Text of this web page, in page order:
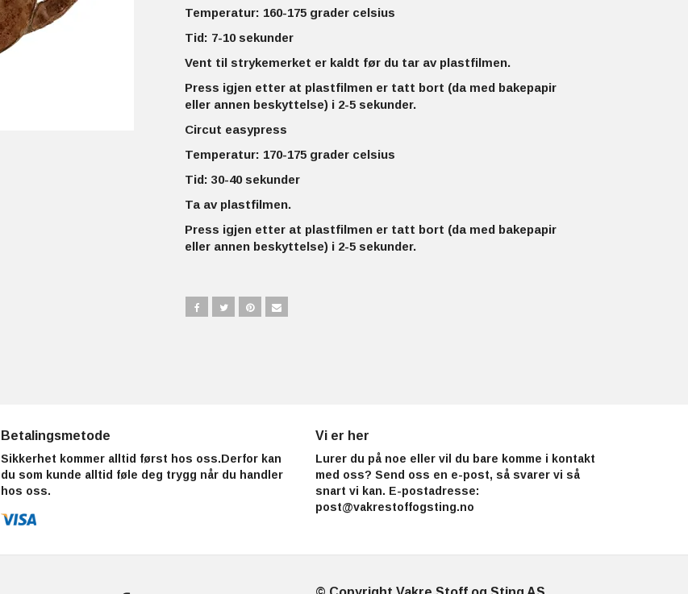
Temperatur: 160-175 grader celsius
Tid: 7-10 sekunder
Vent til strykemerket er kaldt før du tar av plastfilmen.
Press igjen etter at plastfilmen er tatt bort (da med bakepapir
eller annen beskyttelse) i 2-5 sekunder.
Circut easypress
Temperatur: 170-175 grader celsius
Tid: 30-40 sekunder
Ta av plastfilmen.
Press igjen etter at plastfilmen er tatt bort (da med bakepapir
eller annen beskyttelse) i 2-5 sekunder.
Betalingsmetode
Sikkerhet kommer alltid først hos oss.Derfor kan
du som kunde alltid føle deg trygg når du handler
hos oss.
Vi er her
Lurer du på noe eller vil du bare komme i kontakt
med oss? Send oss en e-post, så svarer vi så
snart vi kan. E-postadresse:
post@vakrestoffogsting.no